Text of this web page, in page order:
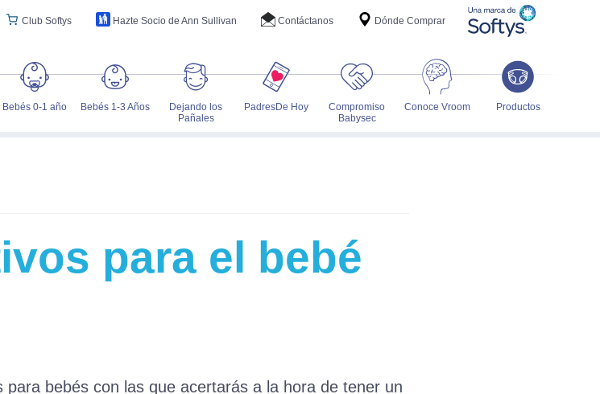
Bebés 0-1 año Bebés 1-3 Años
Dejando los
Pañales
PadresDe Hoy
Compromiso
Babysec
Conoce Vroom Productos
Dónde Comprar
Contáctanos
Hazte Socio de Ann Sullivan
Club Softys
para el bebé
bebés con las que acertarás a la hora de tener un